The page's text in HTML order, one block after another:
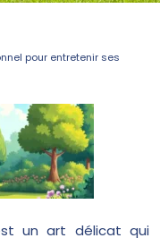
pour entretenir ses
un art délicat qui